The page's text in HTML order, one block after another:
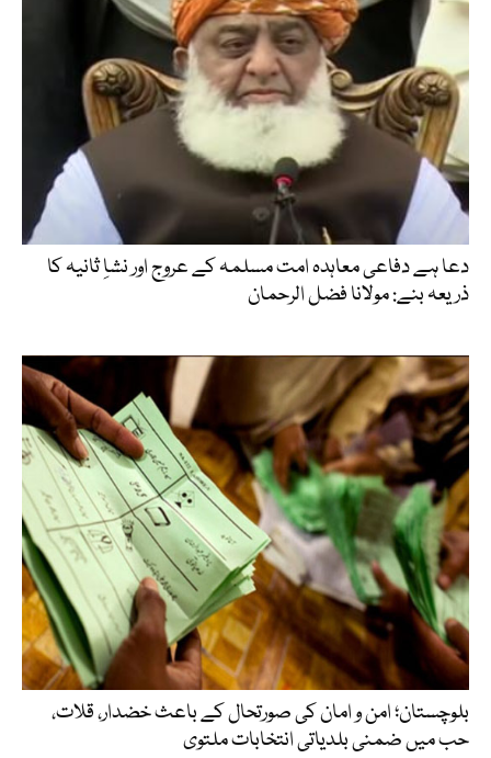
دعا ہے دفاعی معاہدہ امت مسلمہ کے عروج اور نشاِ ثانیہ کا
ذریعہ بنے: مولانا فضل الرحمان
بلوچستان؛ امن و امان کی صورتحال کے باعث خضدار، قلات،
حب میں ضمنی بلدیاتی انتخابات ملتوی